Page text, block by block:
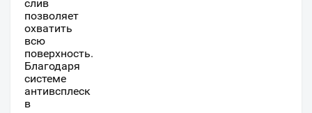
слив
позволяет
охватить
всю
поверхность.
Благодаря
системе
антивсплеск
в